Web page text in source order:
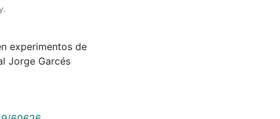
experimentos de
Jorge Garcés